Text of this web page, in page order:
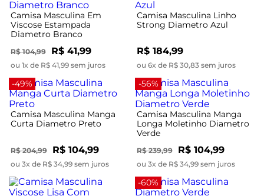
Camisa Masculina Em
Viscose Estampada
Diametro Branco
R$ 104,99 R$ 41,99
ou 1x de R$ 41,99 sem juros
Camisa Masculina Linho
Strong Diametro Azul
R$ 184,99
ou 6x de R$ 30,83 sem juros
-49%
Camisa Masculina Manga
Curta Diametro Preto
R$ 204,99 R$ 104,99
ou 3x de R$ 34,99 sem juros
-56%
Camisa Masculina Manga
Longa Moletinho Diametro
Verde
R$ 239,99 R$ 104,99
ou 3x de R$ 34,99 sem juros
-60%